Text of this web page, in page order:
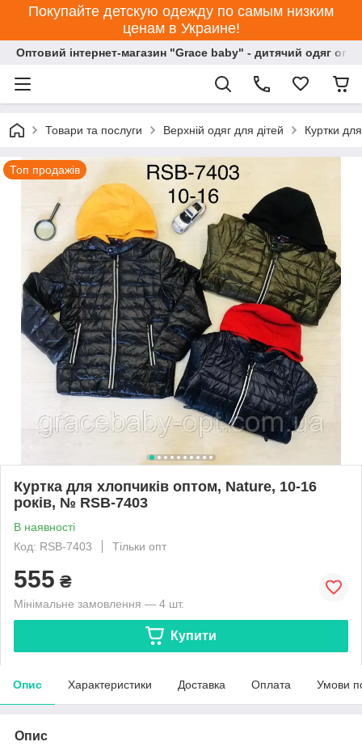
Покупайте детскую одежду по самым низким
ценам в Украине!
Оптовий інтернет-магазин "Grace baby" - дитячий одяг
Товари та послуги Верхній одяг для дітей Куртки
Топ продажів
Куртка для хлопчиків оптом, Nature, 10-16
років, № RSB-7403
В наявності
Код: RSB-7403
Тільки опт
555 ₴
Мінімальне замовлення — 4 шт.
Купити
Опис Характеристики Доставка Оплата Умови
Опис